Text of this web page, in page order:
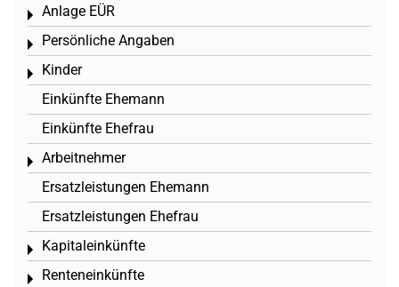
Anlage EÜR
Toggle menu
Persönliche Angaben
Toggle menu
Kinder
Toggle menu
Einkünfte Ehemann
Einkünfte Ehefrau
Arbeitnehmer
Toggle menu
Ersatzleistungen Ehemann
Ersatzleistungen Ehefrau
Kapitaleinkünfte
Toggle menu
Renteneinkünfte
Toggle menu